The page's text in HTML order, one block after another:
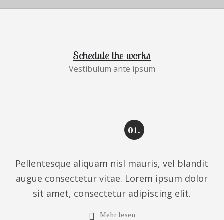
Schedule the works
Vestibulum ante ipsum
01.
Pellentesque aliquam nisl mauris, vel blandit
augue consectetur vitae. Lorem ipsum dolor
sit amet, consectetur adipiscing elit.
Mehr lesen